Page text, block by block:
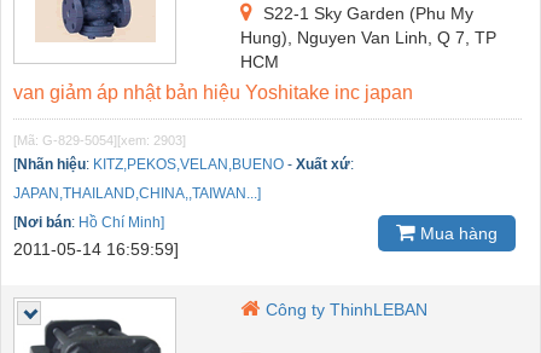
S22-1 Sky Garden (Phu My
Hung), Nguyen Van Linh, Q 7, TP
HCM
van giảm áp nhật bản hiệu Yoshitake inc japan
[Mã: G-829-5054][xem: 2903]
[Nhãn hiệu: KITZ,PEKOS,VELAN,BUENO - Xuất xứ:
JAPAN,THAILAND,CHINA,,TAIWAN...]
[Nơi bán: Hồ Chí Minh]
2011-05-14 16:59:59]
Mua hàng
Công ty ThinhLEBAN